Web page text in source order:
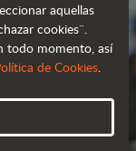
aquellas
cookies¨.
todo momento, así
de Cookies.